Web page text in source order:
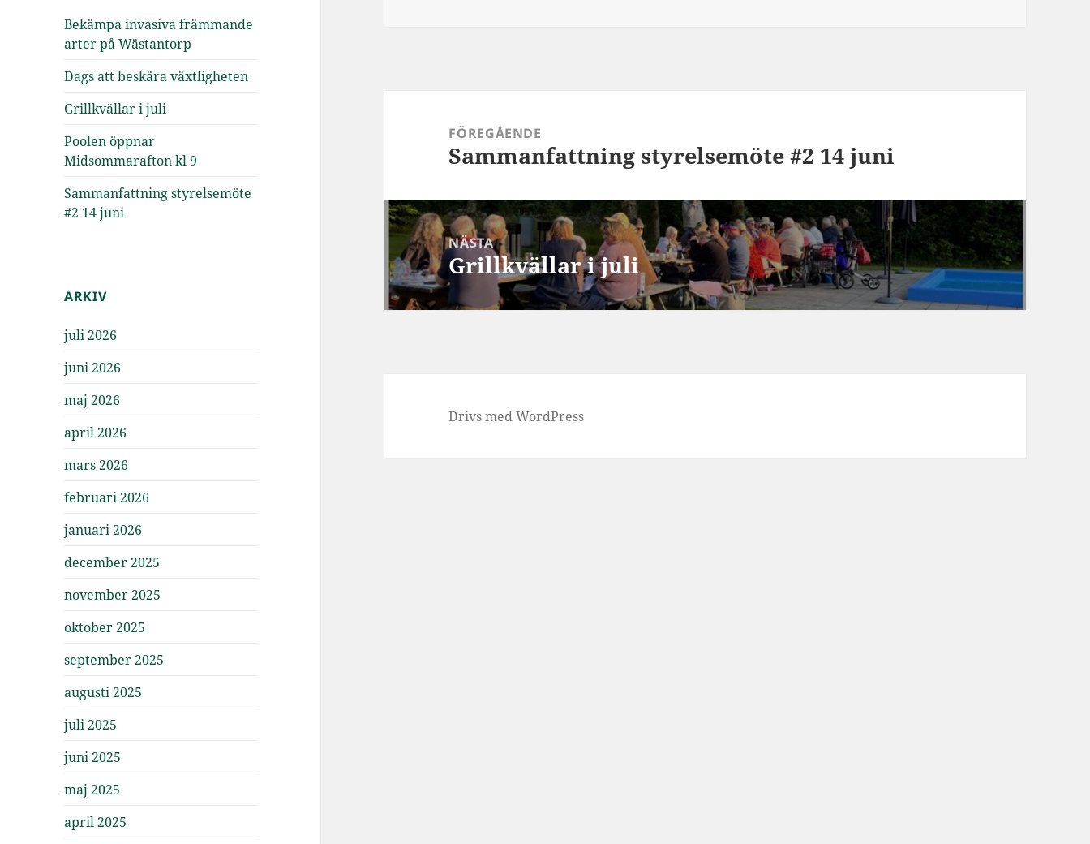
Bekämpa invasiva främmande
arter på Wästantorp
Dags att beskära växtligheten
Grillkvällar i juli
Poolen öppnar
Midsommarafton kl 9
Sammanfattning styrelsemöte
#2 14 juni
ARKIV
juli 2026
juni 2026
maj 2026
april 2026
mars 2026
februari 2026
januari 2026
december 2025
november 2025
oktober 2025
september 2025
augusti 2025
juli 2025
juni 2025
maj 2025
april 2025
FÖREGÅENDE
Föregående
Sammanfattning styrelsemöte #2 14 juni
NÄSTA
Nästa
inlägg:
Grillkvällar i juli
Drivs med WordPress